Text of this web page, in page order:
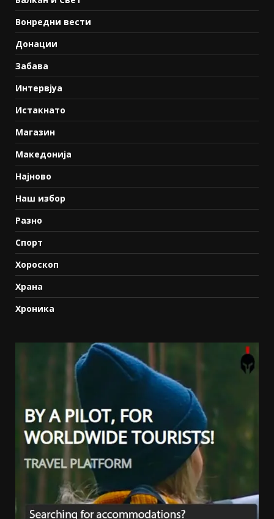
Вонредни вести
Донации
Забава
Интервјуа
Истакнато
Магазин
Македонија
Најново
Наш избор
Разно
Спорт
Хороскоп
Храна
Хроника